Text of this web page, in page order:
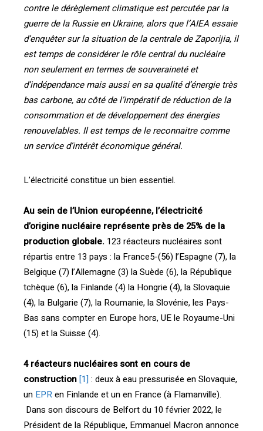
contre le dérèglement climatique est percutée par la
guerre de la Russie en Ukraine, alors que l’AIEA essaie
d’enquêter sur la situation de la centrale de Zaporijia, il
est temps de considérer le rôle central du nucléaire
non seulement en termes de souveraineté et
d’indépendance mais aussi en sa qualité d’énergie très
bas carbone, au côté de l’impératif de réduction de la
consommation et de développement des énergies
renouvelables. Il est temps de le reconnaitre comme
un service d’intérêt économique général.
L’électricité constitue un bien essentiel.
Au sein de l’Union européenne, l’électricité
d’origine nucléaire représente près de 25% de la
production globale. 123 réacteurs nucléaires sont
répartis entre 13 pays : la France5-(56) l’Espagne (7), la
Belgique (7) l’Allemagne (3) la Suède (6), la République
tchèque (6), la Finlande (4) la Hongrie (4), la Slovaquie
(4), la Bulgarie (7), la Roumanie, la Slovénie, les Pays-
Bas sans compter en Europe hors, UE le Royaume-Uni
(15) et la Suisse (4).
4 réacteurs nucléaires sont en cours de
construction[1] : deux à eau pressurisée en Slovaquie,
un EPRen Finlande et un en France (à Flamanville).
Dans son discours de Belfort du 10 février 2022, le
Président de la République, Emmanuel Macron annonce